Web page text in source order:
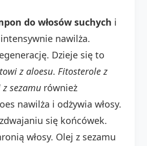
do włosów suchych i
nawilża.
Dzieje się to
z aloesu. Fitosterole z
z sezamu również
nawilża i odżywia włosy.
się końcówek.
włosy. Olej z sezamu